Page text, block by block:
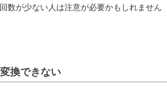
数が少ない人は注意が必要かもしれません
換できない